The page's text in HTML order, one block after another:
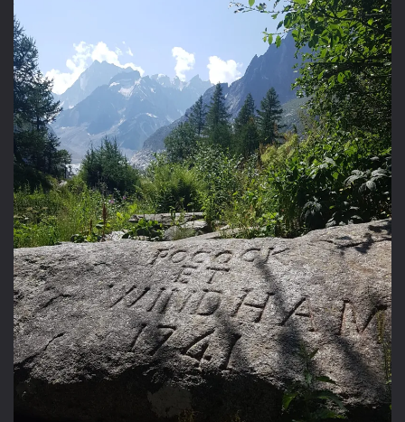
DU
MONTENVERS
:
UNE
HISTOIRE
BIEN
MOUVEMENTEE